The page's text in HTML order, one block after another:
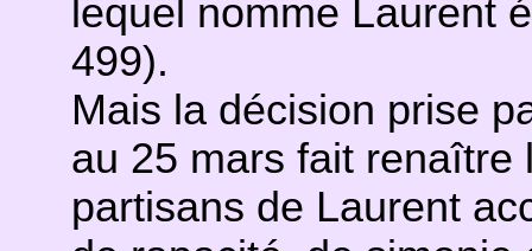
lequel nomme Laurent
499).
Mais la décision prise
au 25 mars fait renaître
partisans de Laurent